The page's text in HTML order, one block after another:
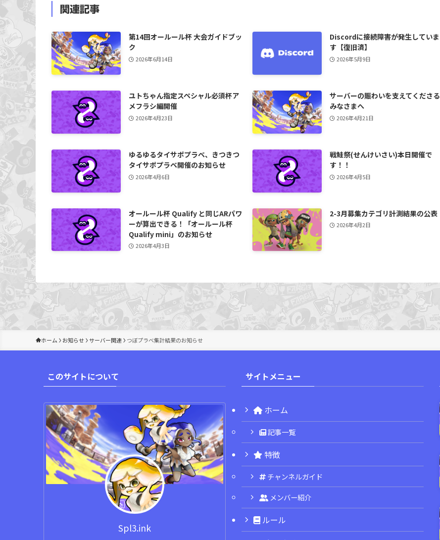
関連記事
第14回オールール杯 大会ガイドブッ
ク
2026年6月14日
Discordに接続障害が発生していま
す【復旧済】
2026年5月9日
ユトちゃん指定スペシャル必須杯ア
メフラシ編開催
2026年4月23日
サーバーの賑わいを支えてくださる
みなさまへ
2026年4月21日
ゆるゆるタイサポプラベ、きつきつ
タイサポプラベ開催のお知らせ
2026年4月6日
戦鮭祭(せんけいさい)本日開催で
す！！
2026年4月5日
オールール杯 Qualify と同じARパワ
ーが算出できる！「オールール杯
Qualify mini」のお知らせ
2026年4月3日
2-3月募集カテゴリ計測結果の公表
2026年4月2日
ホーム お知らせ サーバー関連 つぼプラベ集計結果のお知らせ
このサイトについて
Spl3.ink
サイトメニュー
ホーム
記事一覧
特徴
チャンネルガイド
メンバー紹介
ルール